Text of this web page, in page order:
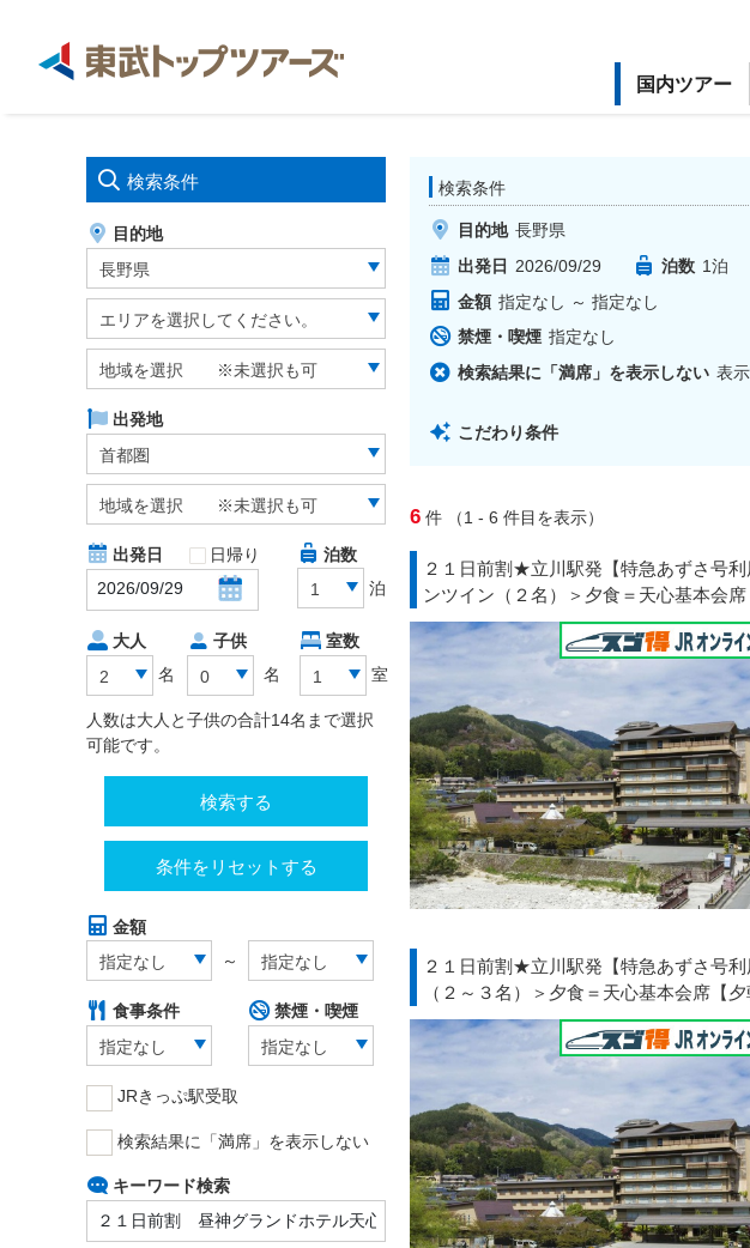
国内ツアー
検索条件
目的地
長野県
エリアを選択してください。
地域を選択 ※未選択も可
出発地
首都圏
地域を選択 ※未選択も可
出発日 日帰り
泊数
1
泊
大人
2
名
子供
0
名
室数
1
室
人数は大人と子供の合計14名まで選択
可能です。
検索する
条件をリセットする
金額
指定なし
～ 指定なし
食事条件
指定なし
禁煙・喫煙
指定なし
JRきっぷ駅受取
検索結果に「満席」を表示しない
キーワード検索
検索条件
目的地 長野県
出発日
2026/09/29 泊数 1泊
金額 指定なし ～ 指定なし
禁煙・喫煙 指定なし
検索結果に「満席」を表示しない 表
こだわり条件
6 件 （1 - 6 件目を表示）
２１日前割★立川駅発【特急あずさ号
ンツイン（２名）＞夕食＝天心基本会
２１日前割★立川駅発【特急あずさ号
（２～３名）＞夕食＝天心基本会席